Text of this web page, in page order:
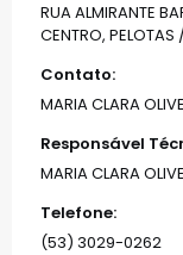
RUA ALMIRANTE
CENTRO,
Contato:
MARIA CLARA
Responsável
MARIA CLARA
Telefone:
(53) 3029-0262